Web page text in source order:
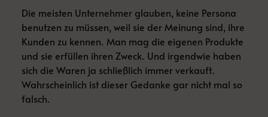
Die meisten Unternehmer glauben, keine Persona
benutzen zu müssen, weil sie der Meinung sind, ihre
Kunden zu kennen. Man mag die eigenen Produkte
und sie erfüllen ihren Zweck. Und irgendwie haben
sich die Waren ja schließlich immer verkauft.
Wahrscheinlich ist dieser Gedanke gar nicht mal so
falsch.